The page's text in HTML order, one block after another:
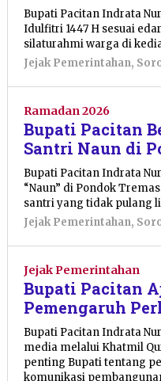
Bupati Pacitan Indrata
Idulfitri 1447 H sesuai
silaturahmi warga di
Jejak Pemerintahan,
Ramadan 2026
Bupati Pacitan
Santri Naun di
Bupati Pacitan Indrata
“Naun” di Pondok
santri yang tidak pulang
Jejak Pemerintahan,
Jejak Pemerintahan
Bupati Pacitan
Pemengaruh
Bupati Pacitan Indrata
media melalui Khatmil
penting Bupati tentang
komunikasi